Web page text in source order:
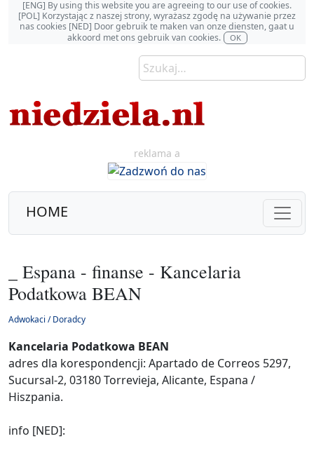
[ENG] By using this website you are agreeing to our use of cookies.
[POL] Korzystając z naszej strony, wyrażasz zgodę na używanie przez
nas cookies [NED] Door gebruik te maken van onze diensten, gaat u
akkoord met ons gebruik van cookies.
OK
reklama a
HOME
_ Espana - finanse - Kancelaria
Podatkowa BEAN
Adwokaci / Doradcy
Kancelaria Podatkowa BEAN
adres dla korespondencji: Apartado de Correos 5297,
Sucursal-2, 03180 Torrevieja, Alicante, Espana /
Hiszpania.
info [NED]: